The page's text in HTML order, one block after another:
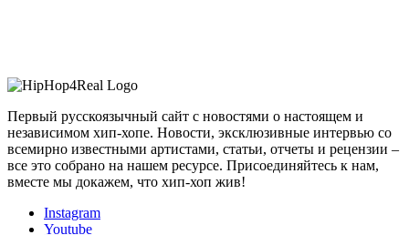
Первый русскоязычный сайт с новостями о настоящем и
независимом хип-хопе. Новости, эксклюзивные интервью со
всемирно известными артистами, статьи, отчеты и рецензии –
все это собрано на нашем ресурсе. Присоединяйтесь к нам,
вместе мы докажем, что хип-хоп жив!
Instagram
Youtube